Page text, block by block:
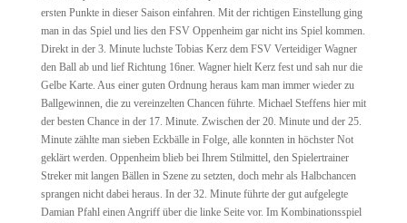
ersten Punkte in dieser Saison einfahren. Mit der richtigen Einstellung ging
man in das Spiel und lies den FSV Oppenheim gar nicht ins Spiel kommen.
Direkt in der 3. Minute luchste Tobias Kerz dem FSV Verteidiger Wagner
den Ball ab und lief Richtung 16ner. Wagner hielt Kerz fest und sah nur die
Gelbe Karte. Aus einer guten Ordnung heraus kam man immer wieder zu
Ballgewinnen, die zu vereinzelten Chancen führte. Michael Steffens hier mit
der besten Chance in der 17. Minute. Zwischen der 20. Minute und der 25.
Minute zählte man sieben Eckbälle in Folge, alle konnten in höchster Not
geklärt werden. Oppenheim blieb bei Ihrem Stilmittel, den Spielertrainer
Streker mit langen Bällen in Szene zu setzten, doch mehr als Halbchancen
sprangen nicht dabei heraus. In der 32. Minute führte der gut aufgelegte
Damian Pfahl einen Angriff über die linke Seite vor. Im Kombinationsspiel